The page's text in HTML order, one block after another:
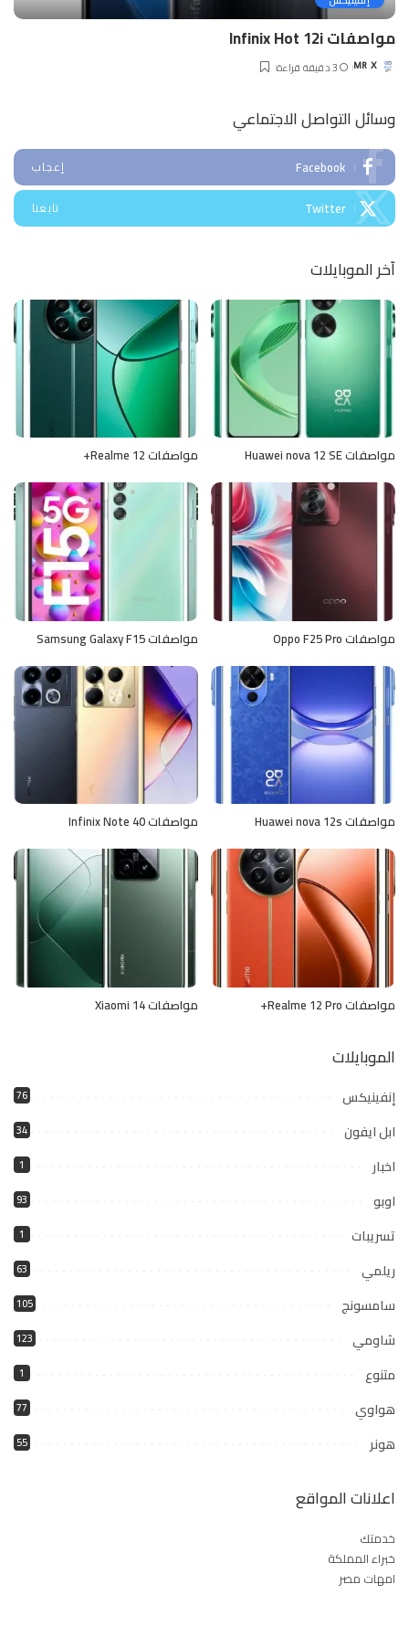
مواصفات Infinix Hot 12i
Posted
MR X 3 دقيقة قراءة
وسائل التواصل الاجتماعي
Facebook إعجاب
Twitter تابعنا
آخر الموبايلات
مواصفات Huawei nova 12 SE مواصفات Realme 12+
مواصفات Oppo F25 Pro مواصفات Samsung Galaxy F15
مواصفات Huawei nova 12s مواصفات Infinix Note 40
مواصفات Realme 12 Pro+ مواصفات Xiaomi 14
الموبايلات
إنفينيكس 76
ابل ايفون 34
اخبار 1
اوبو 93
تسريبات 1
ريلمي 63
سامسونج 105
شاومي 123
متنوع 1
هواوي 77
هونر 55
اعلانات المواقع
خدمتك
خبراء المملكة
امهات مصر